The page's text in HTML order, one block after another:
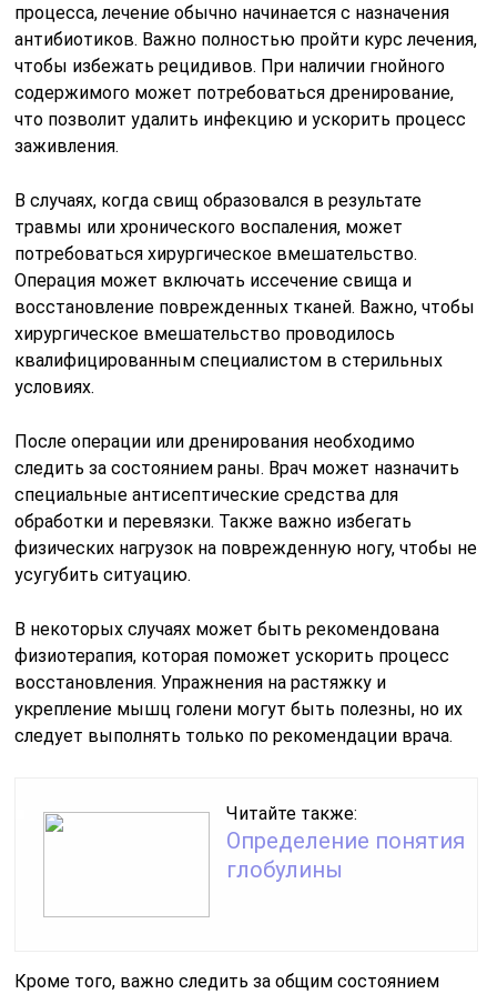
процесса, лечение обычно начинается с назначения
антибиотиков. Важно полностью пройти курс лечения,
чтобы избежать рецидивов. При наличии гнойного
содержимого может потребоваться дренирование,
что позволит удалить инфекцию и ускорить процесс
заживления.
В случаях, когда свищ образовался в результате
травмы или хронического воспаления, может
потребоваться хирургическое вмешательство.
Операция может включать иссечение свища и
восстановление поврежденных тканей. Важно, чтобы
хирургическое вмешательство проводилось
квалифицированным специалистом в стерильных
условиях.
После операции или дренирования необходимо
следить за состоянием раны. Врач может назначить
специальные антисептические средства для
обработки и перевязки. Также важно избегать
физических нагрузок на поврежденную ногу, чтобы не
усугубить ситуацию.
В некоторых случаях может быть рекомендована
физиотерапия, которая поможет ускорить процесс
восстановления. Упражнения на растяжку и
укрепление мышц голени могут быть полезны, но их
следует выполнять только по рекомендации врача.
Читайте также:
Определение понятия
глобулины
Кроме того, важно следить за общим состоянием